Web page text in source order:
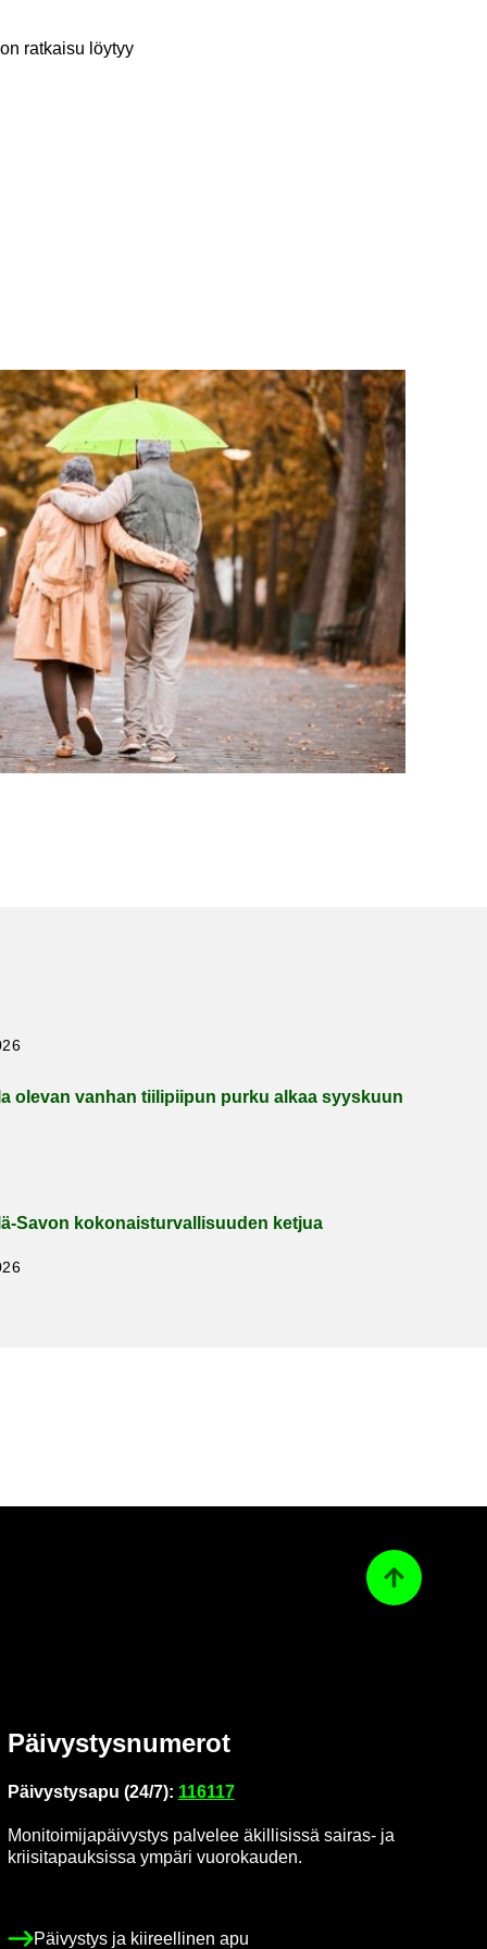
rat­kai­su löy­tyy
ole­van van­han tii­li­pii­pun purku alkaa syys­kuun
​Savon ko­ko­nais­tur­val­li­suu­den ket­jua
Ta­kai­sin ylös
Päi­vys­tys­nu­me­rot
Päi­vys­tys­a­pu (24/7): 116117
Mo­ni­toi­mi­ja­päi­vys­tys pal­ve­lee äkil­li­sis­sä sairas-​ ja
krii­si­ta­pauk­sis­sa ym­pä­ri vuo­ro­kau­den.
Päi­vys­tys ja kii­reel­li­nen apu